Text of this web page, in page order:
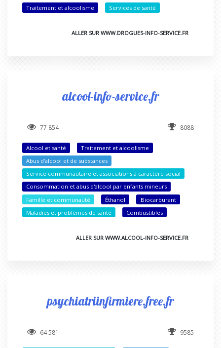
Traitement et alcoolisme
Services de santé
ALLER SUR WWW.DROGUES-INFO-SERVICE.FR
alcool-info-service.fr
77 854 8088
Alcool et santé
Traitement et alcoolisme
Abus d'alcool et de substances
Service communautaire et associations à caractère social
Consommation et abus d'alcool par enfants mineurs
Famille et communauté
Éthanol
Biocarburant
Maladies et problèmes de santé
Combustibles
ALLER SUR WWW.ALCOOL-INFO-SERVICE.FR
psychiatriinfirmiere.free.fr
64 581 9585